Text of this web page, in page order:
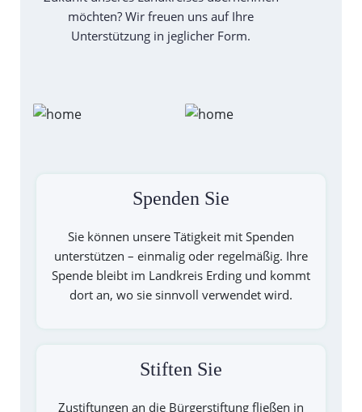
möchten? Wir freuen uns auf Ihre
Unterstützung in jeglicher Form.
Spenden Sie
Sie können unsere Tätigkeit mit Spenden
unterstützen – einmalig oder regelmäßig. Ihre
Spende bleibt im Landkreis Erding und kommt
dort an, wo sie sinnvoll verwendet wird.
Stiften Sie
Zustiftungen an die Bürgerstiftung fließen in